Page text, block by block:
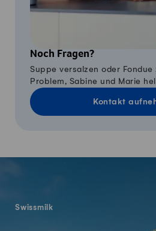
Noch Fragen?
Suppe versalzen oder Fondue
Problem, Sabine und Marie
Kontakt
Swissmilk